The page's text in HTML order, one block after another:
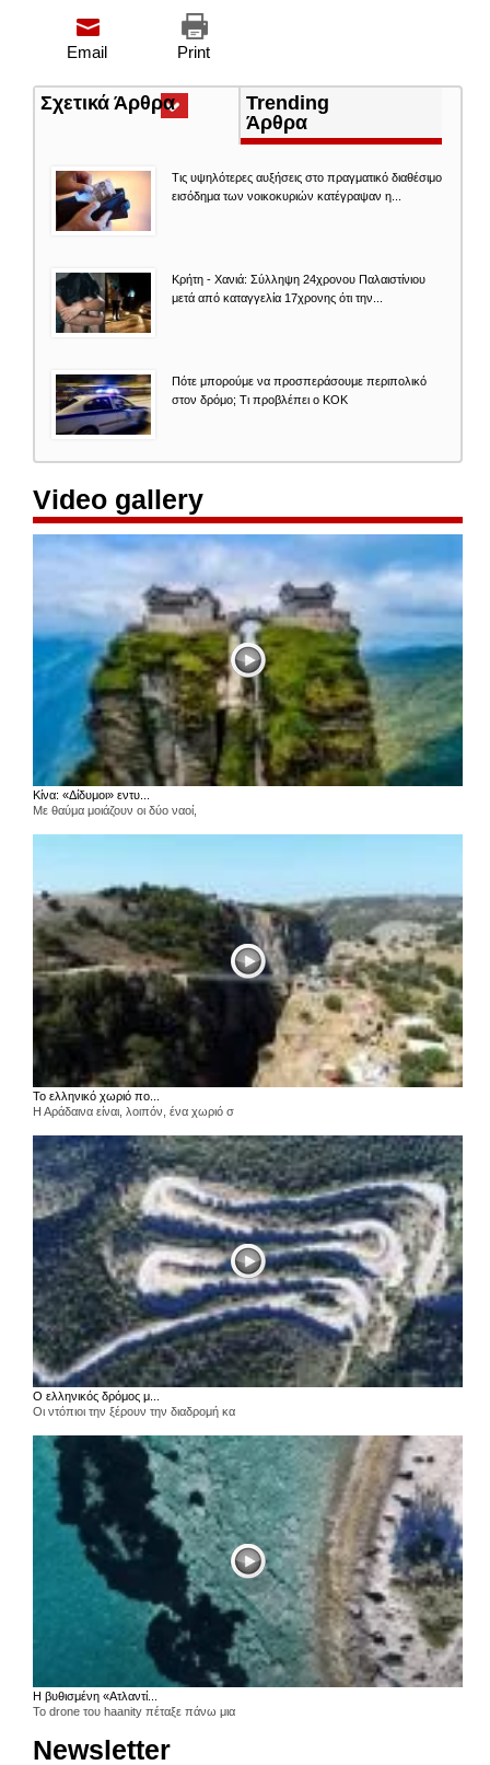
Print
Email
Σχετικά Άρθρα(ενεργή
καρτέλα)
Trending
Άρθρα
Τις υψηλότερες αυξήσεις στο πραγματικό διαθέσιμο
εισόδημα των νοικοκυριών κατέγραψαν η...
Κρήτη - Χανιά: Σύλληψη 24χρονου Παλαιστίνιου
μετά από καταγγελία 17χρονης ότι την...
Πότε μπορούμε να προσπεράσουμε περιπολικό
στον δρόμο; Τι προβλέπει ο ΚΟΚ
Video gallery
Κίνα: «Δίδυμοι» εντυ...
Με θαύμα μοιάζουν οι δύο ναοί,
Το ελληνικό χωριό πο...
Η Αράδαινα είναι, λοιπόν, ένα χωριό σ
Ο ελληνικός δρόμος μ...
Οι ντόπιοι την ξέρουν την διαδρομή κα
Η βυθισμένη «Ατλαντί...
Το drone του haanity πέταξε πάνω μια
Newsletter